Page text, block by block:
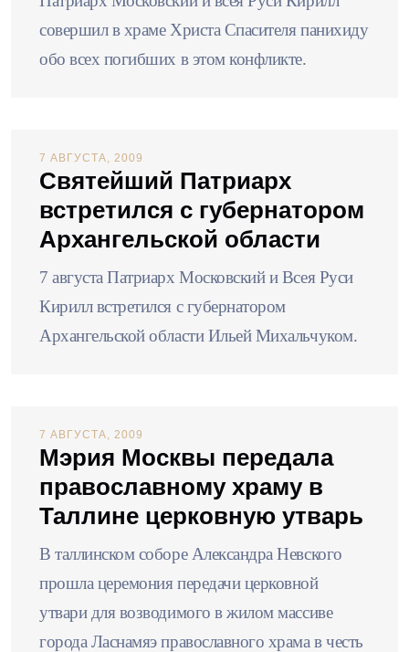
совершил в храме Христа Спасителя панихиду
обо всех погибших в этом конфликте.
7 АВГУСТА, 2009
Святейший Патриарх
встретился с губернатором
Архангельской области
7 августа Патриарх Московский и Всея Руси
Кирилл встретился с губернатором
Архангельской области Ильей Михальчуком.
7 АВГУСТА, 2009
Мэрия Москвы передала
православному храму в
Таллине церковную утварь
В таллинском соборе Александра Невского
прошла церемония передачи церковной
утвари для возводимого в жилом массиве
города Ласнамяэ православного храма в честь